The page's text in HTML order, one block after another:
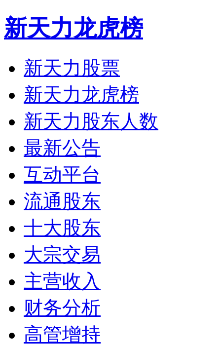
新天力龙虎榜
新天力股票
新天力龙虎榜
新天力股东人数
最新公告
互动平台
流通股东
十大股东
大宗交易
主营收入
财务分析
高管增持